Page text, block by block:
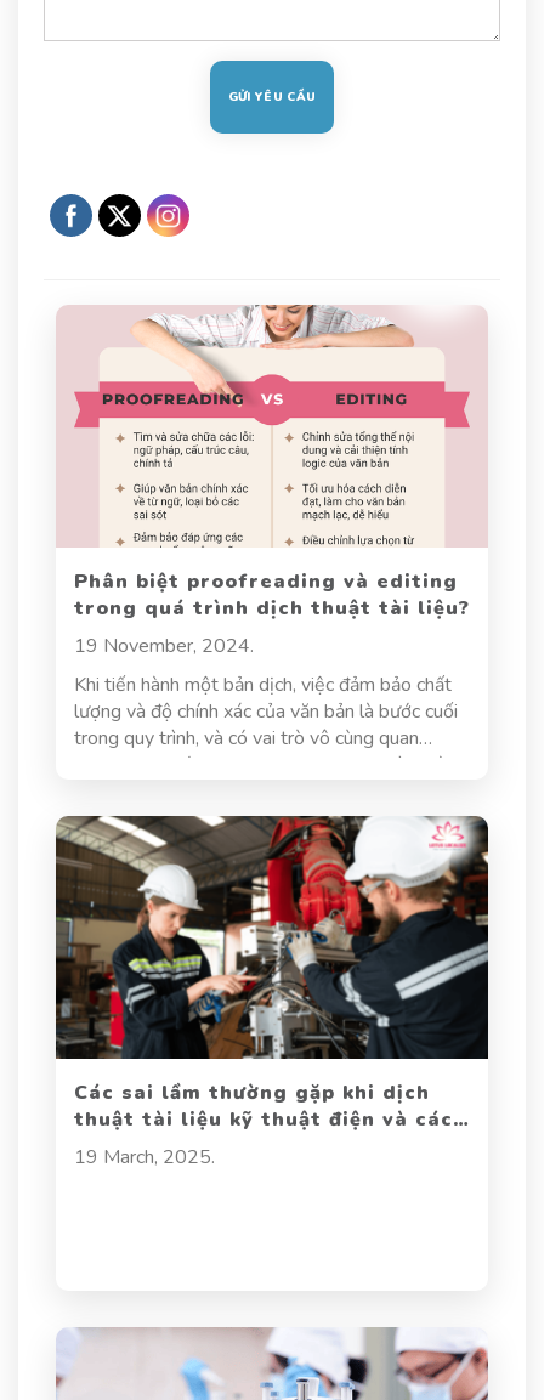
Phân biệt proofreading và editing
trong quá trình dịch thuật tài liệu?
19 November, 2024.
Khi tiến hành một bản dịch, việc đảm bảo chất
lượng và độ chính xác của văn bản là bước cuối
trong quy trình, và có vai trò vô cùng quan
trọng. Hai bước quan trọng trong quy trình này
nhầm lẫn và sử dụng thay thế cho nhau,
proofreading và editing không chỉ có các kỹ
thuật và mục đích riêng biệt mà còn ảnh hưởng
trực tiếp đến chất lượng bản dịch. Trong bài viết
này, chúng ta sẽ tìm hiểu về phân biệt giữa
proofreading và editing, từ mục đích và thời
điểm thực hiện cho đến các kỹ thuật và mức độ
can thiệp, để hiểu rõ hơn về cách mỗi bước góp
phần nâng cao chất lượng bản dịch.
Các sai lầm thường gặp khi dịch
thuật tài liệu kỹ thuật điện và cách
khắc phục
19 March, 2025.